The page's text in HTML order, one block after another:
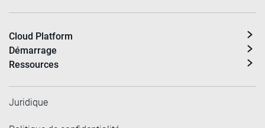
Cloud Platform
Démarrage
Ressources
Juridique